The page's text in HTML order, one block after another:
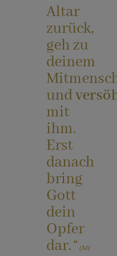
& Hilfen
Feiern
Altar
zurück,
geh zu
deinem
und
mit
ihm.
Erst
danach
bring
Gott
dein
Opfer
dar.“ (Mt